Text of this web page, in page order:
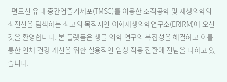
편도선 유래 중간엽줄기세포(TMSC)를 이용한 조직공학 및 재생의학의
최전선을 탐색하는 최고의 목적지인 이화재생의학연구소(ERIRM)에 오신
것을 환영합니다. 본 플랫폼은 생물 의학 연구의 복잡성을 해결하고 이를
통한 인체 건강 개선을 위한 실용적인 임상 적용 전환에 전념을 다하고 있
습니다.